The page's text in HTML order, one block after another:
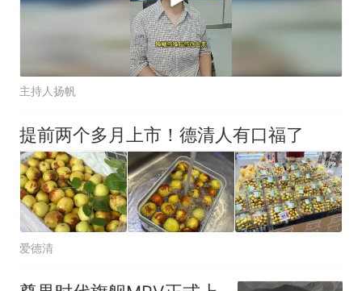
主持人扬帆
提前两个多月上市！德清人有口福了
爱德清